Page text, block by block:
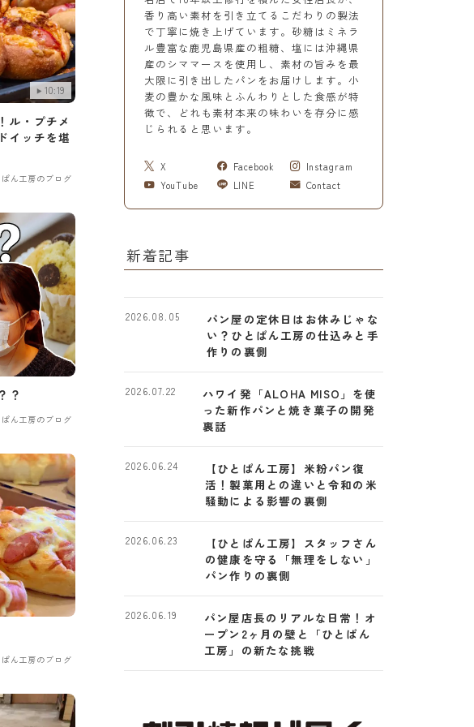
10:19
ル・プチメ
イッチを堪
ん工房のブログ
？
ん工房のブログ
ん工房のブログ
香り高い素材を引き立てるこだわりの製法
で丁寧に焼き上げています。砂糖はミネラ
ル豊富な鹿児島県産の粗糖、塩には沖縄県
産のシママースを使用し、素材の旨みを最
大限に引き出したパンをお届けします。小
麦の豊かな風味とふんわりとした食感が特
徴で、どれも素材本来の味わいを存分に感
じられると思います。
X Facebook
Instagram
YouTube
LINE Contact
新着記事
パン屋の定休日はお休みじゃな
い？ひとぱん工房の仕込みと手
作りの裏側
2026.08.05
ハワイ発「ALOHA MISO」を使
った新作パンと焼き菓子の開発
裏話
2026.07.22
【ひとぱん工房】米粉パン復
活！製菓用との違いと令和の米
騒動による影響の裏側
2026.06.24
【ひとぱん工房】スタッフさん
の健康を守る「無理をしない」
パン作りの裏側
2026.06.23
パン屋店長のリアルな日常！オ
ープン2ヶ月の壁と「ひとぱん
工房」の新たな挑戦
2026.06.19